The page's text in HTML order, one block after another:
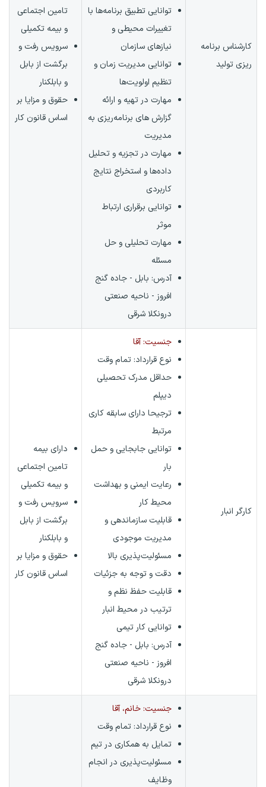
کارشناس برنامه
ریزی تولید
توانایی تطبیق برنامه‌ها با
تغییرات محیطی و
نیازهای سازمان
توانایی مدیریت زمان و
تنظیم اولویت‌ها
مهارت در تهیه و ارائه
گزارش های برنامه‌ریزی به
مدیریت
مهارت در تجزیه و تحلیل
داده‌ها و استخراج نتایج
کاربردی
توانایی برقراری ارتباط
موثر
مهارت تحلیلی و حل
مسئله
آدرس: بابل - جاده گنج
افروز - ناحیه صنعتی
درونکلا شرقی
تامین اجتماعی
و بیمه تکمیلی
سرویس رفت و
برگشت از بابل
و بابلکنار
حقوق و مزایا بر
اساس قانون کار
کارگر انبار
جنسیت: آقا
نوع قرارداد: تمام وقت
حداقل مدرک تحصیلی
دیپلم
ترجیحا دارای سابقه کاری
مرتبط
توانایی جابجایی و حمل
بار
رعایت ایمنی و بهداشت
محیط کار
قابلیت سازماندهی و
مدیریت موجودی
مسئولیت‌پذیری بالا
دقت و توجه به جزئیات
قابلیت حفظ نظم و
ترتیب در محیط انبار
توانایی کار تیمی
آدرس: بابل - جاده گنج
افروز - ناحیه صنعتی
درونکلا شرقی
دارای بیمه
تامین اجتماعی
و بیمه تکمیلی
سرویس رفت و
برگشت از بابل
و بابلکنار
حقوق و مزایا بر
اساس قانون کار
جنسیت: خانم، آقا
نوع قرارداد: تمام وقت
تمایل به همکاری در تیم
مسئولیت‌پذیری در انجام
وظایف